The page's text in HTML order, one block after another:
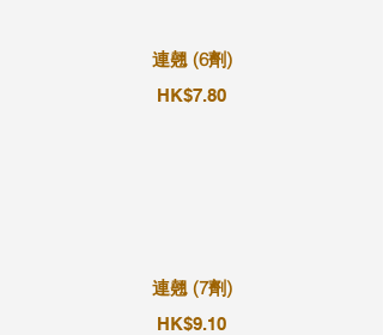
連翹 (6劑)
HK$7.80
連翹 (7劑)
HK$9.10